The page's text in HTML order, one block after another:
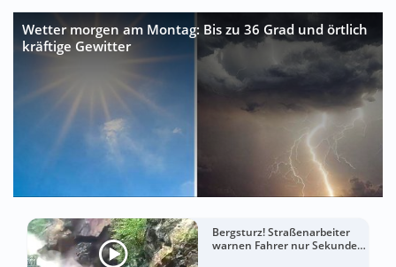
Wetter morgen am Montag: Bis zu 36 Grad und örtlich
kräftige Gewitter
Bergsturz! Straßenarbeiter
warnen Fahrer nur Sekunden